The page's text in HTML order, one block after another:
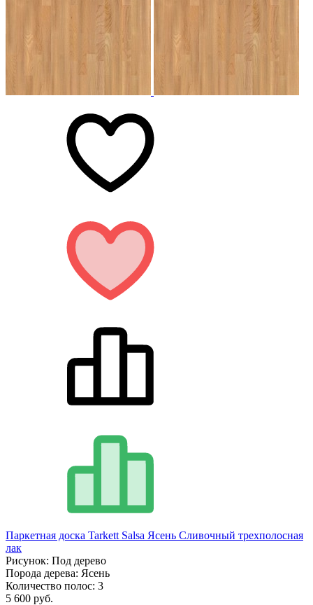
Паркетная доска Tarkett Salsa Ясень Сливочный трехполосная
лак
Рисунок: Под дерево
Порода дерева: Ясень
Количество полос: 3
5 600 руб.